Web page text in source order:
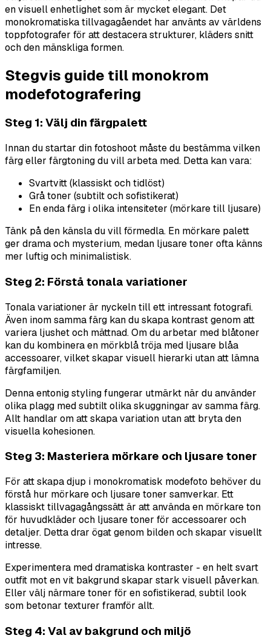
en visuell enhetlighet som är mycket elegant. Det
monokromatiska tillvagagåendet har använts av världens
toppfotografer för att destacera strukturer, kläders snitt
och den mänskliga formen.
Stegvis guide till monokrom
modefotografering
Steg 1: Välj din färgpalett
Innan du startar din fotoshoot måste du bestämma vilken
färg eller färgtoning du vill arbeta med. Detta kan vara:
Svartvitt (klassiskt och tidlöst)
Grå toner (subtilt och sofistikerat)
En enda färg i olika intensiteter (mörkare till ljusare)
Tänk på den känsla du vill förmedla. En mörkare palett
ger drama och mysterium, medan ljusare toner ofta känns
mer luftig och minimalistisk.
Steg 2: Förstå tonala variationer
Tonala variationer är nyckeln till ett intressant fotografi.
Även inom samma färg kan du skapa kontrast genom att
variera ljushet och mättnad. Om du arbetar med blåtoner
kan du kombinera en mörkblå tröja med ljusare blåa
accessoarer, vilket skapar visuell hierarki utan att lämna
färgfamiljen.
Denna entonig styling fungerar utmärkt när du använder
olika plagg med subtilt olika skuggningar av samma färg.
Allt handlar om att skapa variation utan att bryta den
visuella kohesionen.
Steg 3: Masteriera mörkare och ljusare toner
För att skapa djup i monokromatisk modefoto behöver du
förstå hur mörkare och ljusare toner samverkar. Ett
klassiskt tillvagagångssätt är att använda en mörkare ton
för huvudkläder och ljusare toner för accessoarer och
detaljer. Detta drar ögat genom bilden och skapar visuellt
intresse.
Experimentera med dramatiska kontraster - en helt svart
outfit mot en vit bakgrund skapar stark visuell påverkan.
Eller välj närmare toner för en sofistikerad, subtil look
som betonar texturer framför allt.
Steg 4: Val av bakgrund och miljö